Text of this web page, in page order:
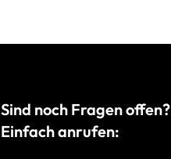
Sind noch Fragen offen?
Einfach anrufen: